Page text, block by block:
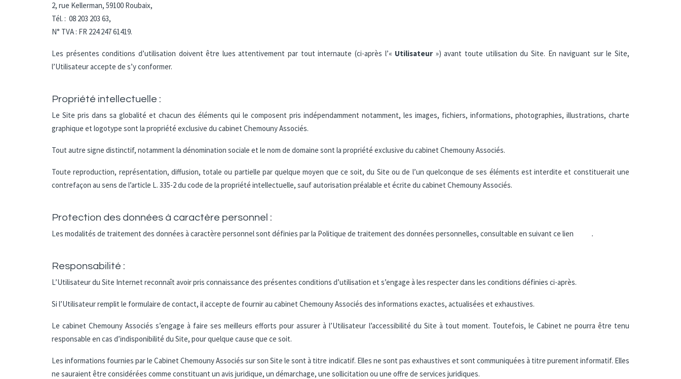
2, rue Kellerman, 59100 Roubaix,
Tél. : 08 203 203 63,
N° TVA : FR 224 247 61419.
Les présentes conditions d’utilisation doivent être lues attentivement par tout internaute (ci-après l’« Utilisateur ») avant toute utilisation du Site. En naviguant sur le Site,
l’Utilisateur accepte de s’y conformer.
Propriété intellectuelle :
Le Site pris dans sa globalité et chacun des éléments qui le composent pris indépendamment notamment, les images, fichiers, informations, photographies, illustrations, charte
graphique et logotype sont la propriété exclusive du cabinet Chemouny Associés.
Tout autre signe distinctif, notamment la dénomination sociale et le nom de domaine sont la propriété exclusive du cabinet Chemouny Associés.
Toute reproduction, représentation, diffusion, totale ou partielle par quelque moyen que ce soit, du Site ou de l’un quelconque de ses éléments est interdite et constituerait une
contrefaçon au sens de l’article L. 335-2 du code de la propriété intellectuelle, sauf autorisation préalable et écrite du cabinet Chemouny Associés.
Protection des données à caractère personnel :
Les modalités de traitement des données à caractère personnel sont définies par la Politique de traitement des données personnelles, consultable en suivant ce lien .
Responsabilité :
L’Utilisateur du Site Internet reconnaît avoir pris connaissance des présentes conditions d’utilisation et s’engage à les respecter dans les conditions définies ci-après.
Si l’Utilisateur remplit le formulaire de contact, il accepte de fournir au cabinet Chemouny Associés des informations exactes, actualisées et exhaustives.
Le cabinet Chemouny Associés s’engage à faire ses meilleurs efforts pour assurer à l’Utilisateur l’accessibilité du Site à tout moment. Toutefois, le Cabinet ne pourra être tenu
responsable en cas d’indisponibilité du Site, pour quelque cause que ce soit.
Les informations fournies par le Cabinet Chemouny Associés sur son Site le sont à titre indicatif. Elles ne sont pas exhaustives et sont communiquées à titre purement informatif. Elles
ne sauraient être considérées comme constituant un avis juridique, un démarchage, une sollicitation ou une offre de services juridiques.